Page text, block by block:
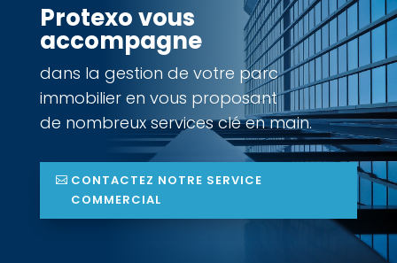
Protexo vous
accompagne
dans la gestion de votre parc
immobilier en vous proposant
de nombreux services clé en main.
CONTACTEZ NOTRE SERVICE
COMMERCIAL